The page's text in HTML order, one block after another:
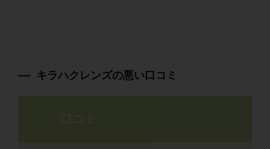
キラハクレンズの悪い口コミ